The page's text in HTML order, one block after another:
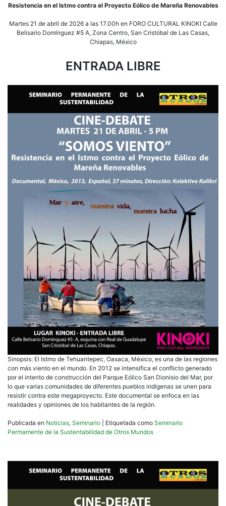
Resistencia en el Istmo contra el Proyecto Eólico de Mareña Renovables
Martes 21 de abril de 2026 a las 17.00h en FORO CULTURAL KINOKI Calle
Belisario Domínguez #5 A, Zona Centro, San Cristóbal de Las Casas,
Chiapas, México
ENTRADA LIBRE
Sinopsis: El Istmo de Tehuantepec, Oaxaca, México, es una de las regiones
con más viento en el mundo. En 2012 se intensifica el conflicto generado
por el intento de construcción del Parque Eólico San Dionisio del Mar, por
lo que varias comunidades de diferentes pueblos indígenas se unen para
resistir contra este megaproyecto. Este documental se enfoca en las
realidades y opiniones de los habitantes de la región.
Publicada en Noticias, Seminario Etiquetada como Seminario
Permamente de la Sustentabilidad de Otros Mundos